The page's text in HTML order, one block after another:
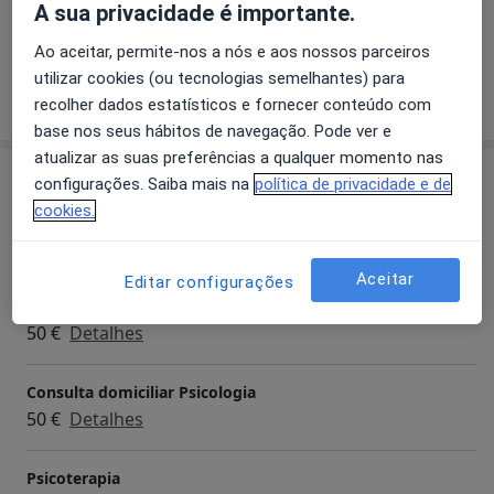
Desenvolvimento do projecto Psicoterapia nas Escolas
Formador de Avaliação Psicológica e Fundamentos de
Neuropsicologia
CROKIS - EDUCAÇÃO, PSICOLOGIA E INFORMÁTICA
Formador de informática
CPA do CCB - CENTRO DE PEDAGOGIA E ANIMAÇÃO DO
CENTRO CULTURAL DE BELÉM
Produção de espectáculos e actividades artísticas
SINAIS VITAIS, FORMASAU - FORMAÇÃO SAÚDE, LDA.
Administrativo
Professor de informática
HABILITAÇÕES:
Pós Graduação emPsicologia Clínica /
Neuropsicologia / Psicoterapia
Agrafia
Transtornos Da Ansiedade +6
Mostrar mais detalhes
sobre a experiência
Serviços e preços
Primeira consulta Psicologia
50 € Detalhes
Consulta domiciliar Psicologia
50 € Detalhes
Psicoterapia
A sua privacidade é importante.
Ao aceitar, permite-nos a nós e aos nossos parceiros
utilizar cookies (ou tecnologias semelhantes) para
recolher dados estatísticos e fornecer conteúdo com
base nos seus hábitos de navegação. Pode ver e
atualizar as suas preferências a qualquer momento nas
configurações. Saiba mais na política de privacidade e de
cookies.
Editar configurações Aceitar